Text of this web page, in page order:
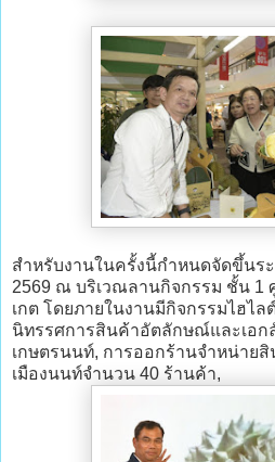
สำหรับงานในครั้งนี้กำหนดจัดขึ้นร
2569 ณ บริเวณลานกิจกรรม ชั้น 1
เกต โดยภายในงานมีกิจกรรมไฮไ
นิทรรศการสินค้าอัตลักษณ์และเอ
เกษตรนนท์, การออกร้านจำหน่าย
เมืองนนท์จำนวน 40 ร้านค้า,